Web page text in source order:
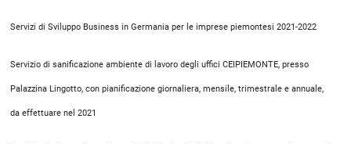
Servizi di Sviluppo Business in Germania per le imprese piemontesi 2021-2022
Servizio di sanificazione ambiente di lavoro degli uffici CEIPIEMONTE, presso
Palazzina Lingotto, con pianificazione giornaliera, mensile, trimestrale e annuale,
da effettuare nel 2021